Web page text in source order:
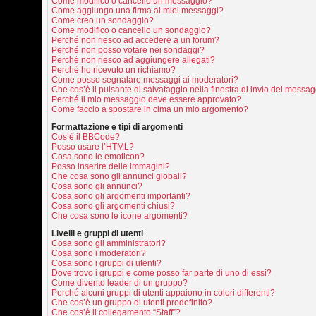
Come aggiungo una firma ai miei messaggi?
Come creo un sondaggio?
Come modifico o cancello un sondaggio?
Perché non riesco ad accedere a un forum?
Perché non posso votare nei sondaggi?
Perché non riesco ad aggiungere allegati?
Perché ho ricevuto un richiamo?
Come posso segnalare messaggi ai moderatori?
Che cos’è il pulsante di salvataggio nella finestra di invio dei
Perché il mio messaggio deve essere approvato?
Come faccio a spostare in cima un mio argomento?
Formattazione e tipi di argomenti
Cos’è il BBCode?
Posso usare l’HTML?
Cosa sono le emoticon?
Posso inserire delle immagini?
Che cosa sono gli annunci globali?
Cosa sono gli annunci?
Cosa sono gli argomenti importanti?
Cosa sono gli argomenti chiusi?
Che cosa sono le icone argomenti?
Livelli e gruppi di utenti
Cosa sono gli amministratori?
Cosa sono i moderatori?
Cosa sono i gruppi di utenti?
Dove trovo i gruppi e come posso far parte di uno di essi?
Come divento leader di un gruppo?
Perché alcuni gruppi di utenti appaiono in colori differenti?
Che cos’è un gruppo di utenti predefinito?
Che cos’è il collegamento “Staff”?